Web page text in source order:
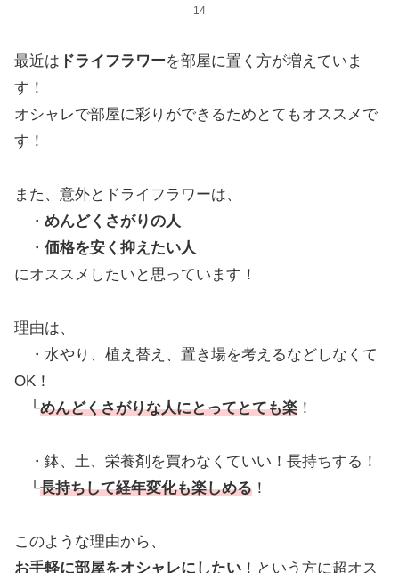
14
最近は ドライフラワーを部屋に置く方が増えていま
す！
オシャレで部屋に彩りができるためとてもオススメで
す！
また、意外とドライフラワーは、
・ めんどくさがりの人
・ 価格を安く抑えたい人
にオススメしたいと思っています！
理由は、
・水やり、植え替え、置き場を考えるなどしなくて
OK！
└めんどくさがりな人にとってとても楽 ！
・鉢、土、栄養剤を買わなくていい！長持ちする！
└長持ちして経年変化も楽しめる ！
このような理由から、
お手軽に部屋をオシャレにしたい ！という方に超オス